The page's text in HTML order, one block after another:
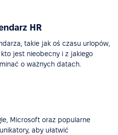
HR
takie jak oś czasu urlopów,
jest nieobecny i z jakiego
o ważnych datach.
Microsoft oraz popularne
aby ułatwić